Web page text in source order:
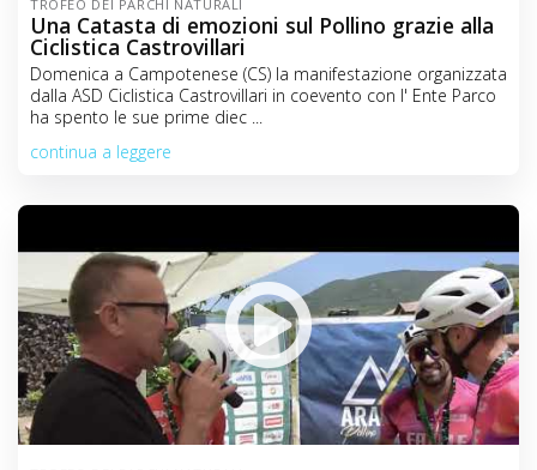
TROFEO DEI PARCHI NATURALI
Una Catasta di emozioni sul Pollino grazie alla
Ciclistica Castrovillari
Domenica a Campotenese (CS) la manifestazione organizzata
dalla ASD Ciclistica Castrovillari in coevento con l' Ente Parco
ha spento le sue prime diec ...
continua a leggere